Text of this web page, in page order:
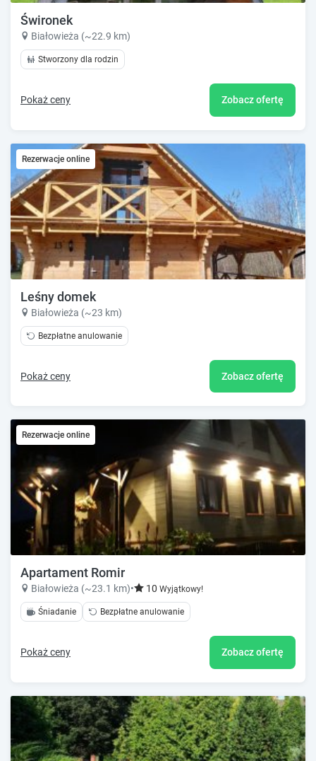
Świronek
Białowieża (~22.9 km)
Stworzony dla rodzin
Pokaż ceny Zobacz ofertę
Rezerwacje online
Leśny domek
Białowieża (~23 km)
Bezpłatne anulowanie
Pokaż ceny Zobacz ofertę
Rezerwacje online
Apartament Romir
Białowieża (~23.1 km)• 10 Wyjątkowy!
Śniadanie Bezpłatne anulowanie
Pokaż ceny Zobacz ofertę